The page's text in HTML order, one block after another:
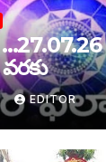
EDITOR